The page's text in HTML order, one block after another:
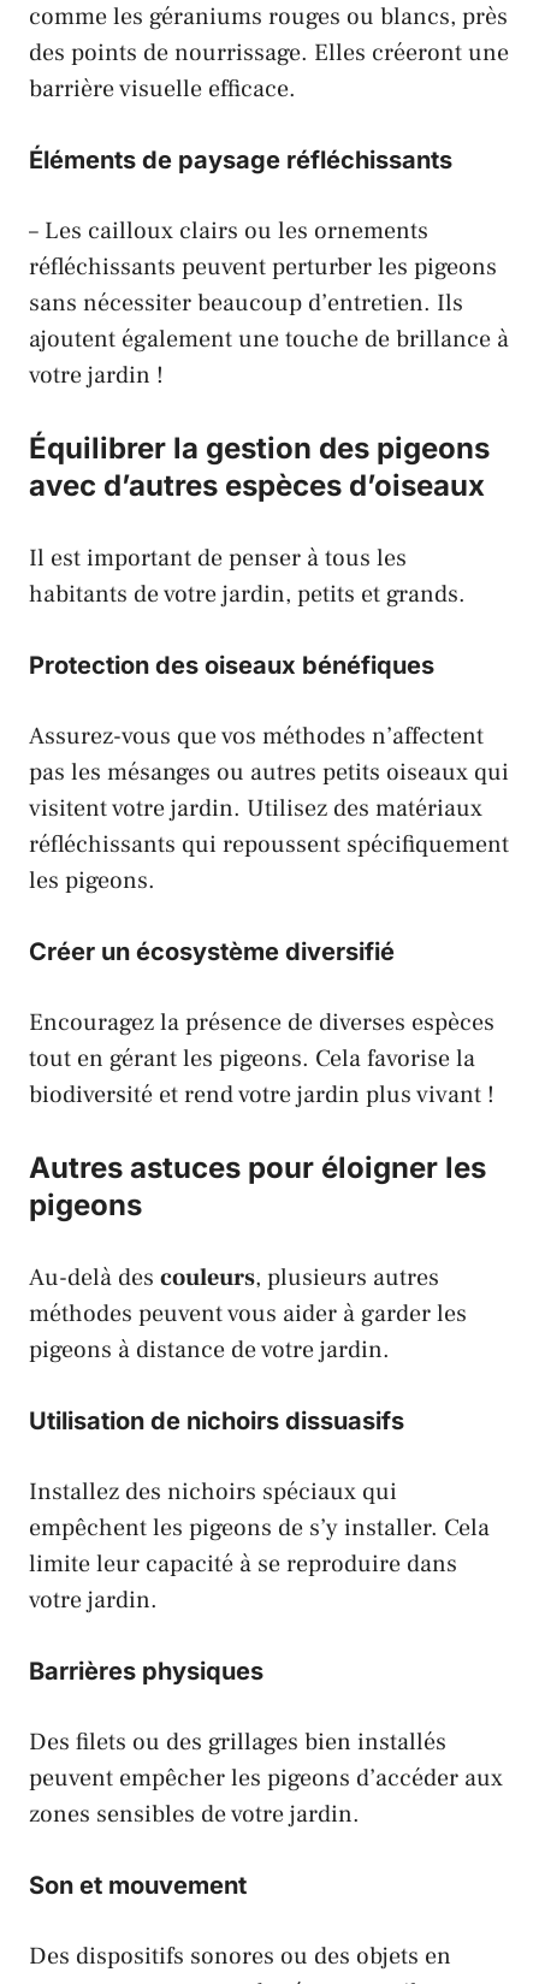
comme les géraniums rouges ou blancs, près
des points de nourrissage. Elles créeront une
barrière visuelle efficace.
Éléments de paysage réfléchissants
– Les cailloux clairs ou les ornements
réfléchissants peuvent perturber les pigeons
sans nécessiter beaucoup d’entretien. Ils
ajoutent également une touche de brillance à
votre jardin !
Équilibrer la gestion des pigeons
avec d’autres espèces d’oiseaux
Il est important de penser à tous les
habitants de votre jardin, petits et grands.
Protection des oiseaux bénéfiques
Assurez-vous que vos méthodes n’affectent
pas les mésanges ou autres petits oiseaux qui
visitent votre jardin. Utilisez des matériaux
réfléchissants qui repoussent spécifiquement
les pigeons.
Créer un écosystème diversifié
Encouragez la présence de diverses espèces
tout en gérant les pigeons. Cela favorise la
biodiversité et rend votre jardin plus vivant !
Autres astuces pour éloigner les
pigeons
Au-delà des couleurs, plusieurs autres
méthodes peuvent vous aider à garder les
pigeons à distance de votre jardin.
Utilisation de nichoirs dissuasifs
Installez des nichoirs spéciaux qui
empêchent les pigeons de s’y installer. Cela
limite leur capacité à se reproduire dans
votre jardin.
Barrières physiques
Des filets ou des grillages bien installés
peuvent empêcher les pigeons d’accéder aux
zones sensibles de votre jardin.
Son et mouvement
Des dispositifs sonores ou des objets en